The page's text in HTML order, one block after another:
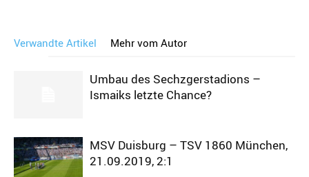
Verwandte Artikel Mehr vom Autor
Umbau des Sechzgerstadions –
Ismaiks letzte Chance?
MSV Duisburg – TSV 1860 München,
21.09.2019, 2:1